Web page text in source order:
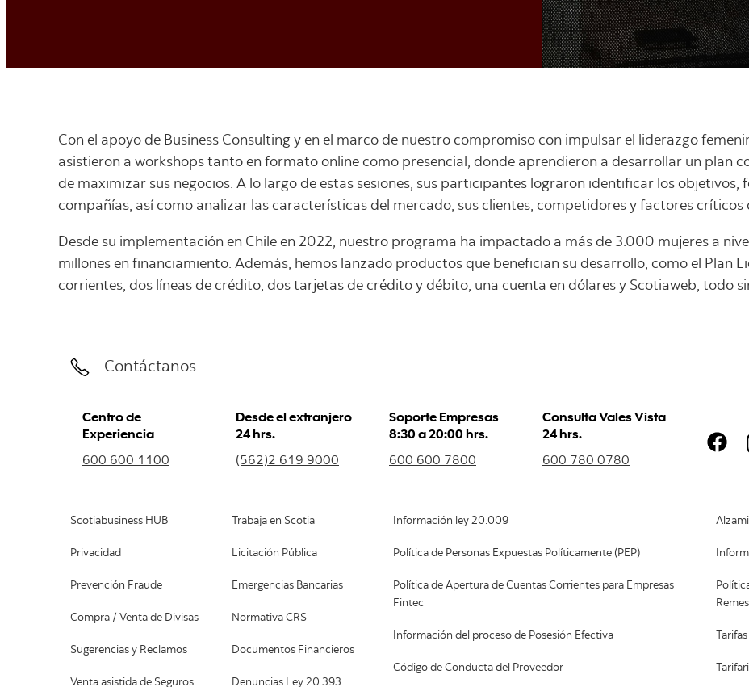
Con el apoyo de Business Consulting y en el marco de nuestro compromiso con impulsar el liderazgo
asistieron a workshops tanto en formato online como presencial, donde aprendieron a desarrollar un plan
de maximizar sus negocios. A lo largo de estas sesiones, sus participantes lograron identificar los objetivos,
compañías, así como analizar las características del mercado, sus clientes, competidores y factores críticos
Desde su implementación en Chile en 2022, nuestro programa ha impactado a más de 3.000 mujeres a
millones en financiamiento. Además, hemos lanzado productos que benefician su desarrollo, como el Plan
corrientes, dos líneas de crédito, dos tarjetas de crédito y débito, una cuenta en dólares y Scotiaweb, todo
Contáctanos
Centro de
Experiencia
600 600 1100
Desde el extranjero
24 hrs.
(562)2 619 9000
Soporte Empresas
8:30 a 20:00 hrs.
600 600 7800
Consulta Vales Vista
24 hrs.
600 780 0780
Scotiabusiness HUB
Privacidad
Prevención Fraude
Compra / Venta de Divisas
Sugerencias y Reclamos
Venta asistida de Seguros
Trabaja en Scotia
Licitación Pública
Emergencias Bancarias
Normativa CRS
Documentos Financieros
Denuncias Ley 20.393
Información ley 20.009
Política de Personas Expuestas Políticamente (PEP)
Política de Apertura de Cuentas Corrientes para Empresas
Fintec
Información del proceso de Posesión Efectiva
Código de Conducta del Proveedor